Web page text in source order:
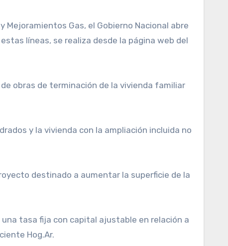
Gas, el Gobierno Nacional abre
líneas, se realiza desde la página web del
obras de terminación de la vivienda familiar
y la vivienda con la ampliación incluida no
destinado a aumentar la superficie de la
tasa fija con capital ajustable en relación a
Hog.Ar.